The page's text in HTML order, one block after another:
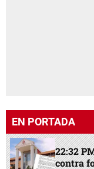
EN PORTADA
22:32
contra